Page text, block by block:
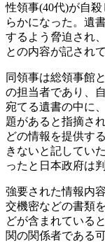
性領事(40代)が自
らかになった。遺
するよう脅迫され
との内容が記され
同領事は総領事館
の担当者であり、
宛てる遺書の中に
題があると指摘さ
どの情報を提供す
きないと記してい
ったと日本政府は
強要された情報内
交機密などの書類
どが含まれている
関の関係者である